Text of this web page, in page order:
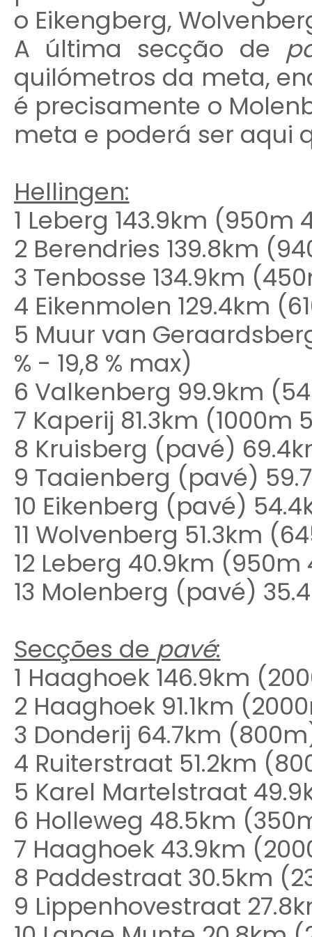
o Eikengberg,
A última secção de
quilómetros da meta,
é precisamente o
meta e poderá ser aqui
Hellingen:
1 Leberg 143.9km (950m
2 Berendries 139.8km
3 Tenbosse 134.9km
4 Eikenmolen 129.4km
5 Muur van
% - 19,8 % max)
6 Valkenberg 99.9km
7 Kaperij 81.3km (1000m
8 Kruisberg (pavé)
9 Taaienberg (pavé)
10 Eikenberg (pavé)
11 Wolvenberg 51.3km
12 Leberg 40.9km (950m
13 Molenberg (pavé)
Secções de pavé:
1 Haaghoek 146.9km
2 Haaghoek 91.1km
3 Donderij 64.7km
4 Ruiterstraat 51.2km
5 Karel Martelstraat
6 Holleweg 48.5km
7 Haaghoek 43.9km
8 Paddestraat 30.5km
9 Lippenhovestraat